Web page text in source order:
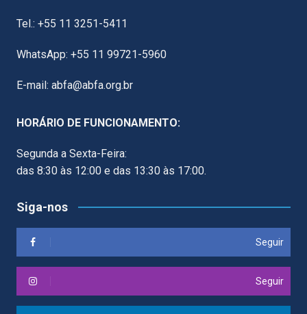
Tel.: +55 11 3251-5411
WhatsApp: +55 11 99721-5960
E-mail: abfa@abfa.org.br
HORÁRIO DE FUNCIONAMENTO:
Segunda a Sexta-Feira:
das 8:30 às 12:00 e das 13:30 às 17:00.
Siga-nos
Seguir
Seguir